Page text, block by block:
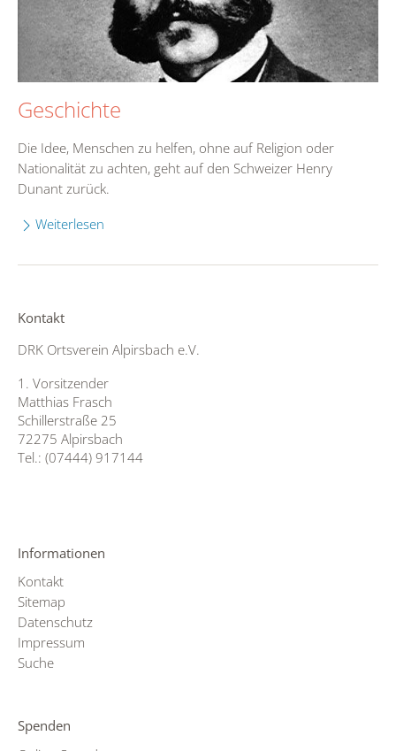
Geschichte
Die Idee, Menschen zu helfen, ohne auf Religion oder
Nationalität zu achten, geht auf den Schweizer Henry
Dunant zurück.
Weiterlesen
Kontakt
DRK Ortsverein Alpirsbach e.V.
1. Vorsitzender
Matthias Frasch
Schillerstraße 25
72275 Alpirsbach
Tel.: (07444) 917144
Informationen
Kontakt
Sitemap
Datenschutz
Impressum
Suche
Spenden